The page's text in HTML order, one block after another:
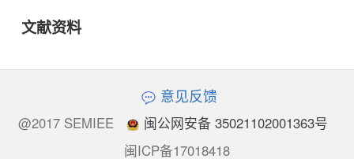
文献资料
意见反馈
@2017 SEMIEE
闽公网安备 35021102001363号
闽ICP备17018418